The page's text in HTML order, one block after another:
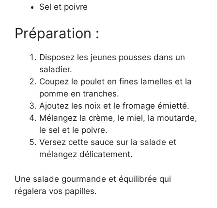
Sel et poivre
Préparation :
Disposez les jeunes pousses dans un
saladier.
Coupez le poulet en fines lamelles et la
pomme en tranches.
Ajoutez les noix et le fromage émietté.
Mélangez la crème, le miel, la moutarde,
le sel et le poivre.
Versez cette sauce sur la salade et
mélangez délicatement.
Une salade gourmande et équilibrée qui
régalera vos papilles.